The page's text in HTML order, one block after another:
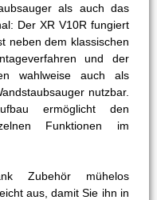
als auch das
Der XR V10R fungiert
neben dem klassischen
und der
wahlweise auch als
nutzbar.
ermöglicht den
Funktionen im
Zubehör mühelos
aus, damit Sie ihn in